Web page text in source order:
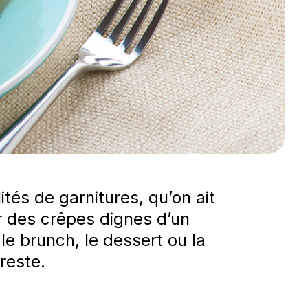
de garnitures, qu’on ait
crêpes dignes d’un
brunch, le dessert ou la